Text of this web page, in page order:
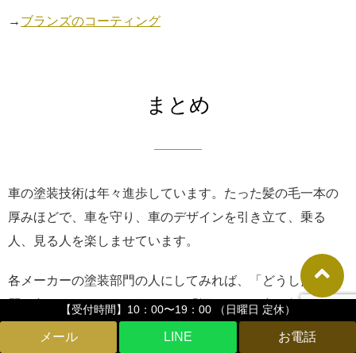
【受付時間】10：00〜19：00 （日曜日 定休）
LINE
→ ブランズのコーティング
まとめ
車の塗装技術は年々進歩しています。たった髪の毛一本の
厚みほどで、車を守り、車のデザインを引き立て、乗る
人、見る人を楽しませています。
各メーカーの塗装部門の人にしてみれば、「どうしたら綺
麗な色をだせるのだろうか」、「深みのある色は何を混ぜ
ればできるのだろうか」など、頭の中から無くなることは